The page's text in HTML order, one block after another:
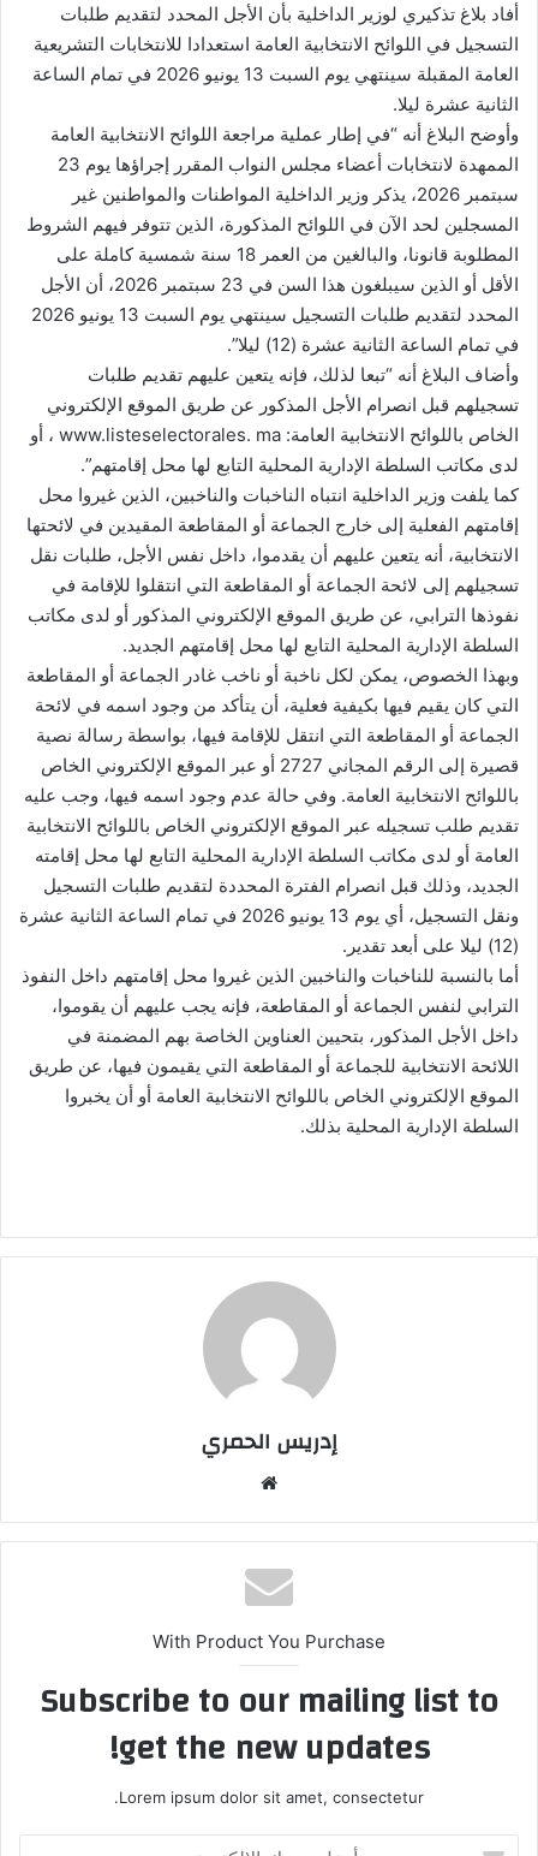
أفاد بلاغ تذكيري لوزير الداخلية بأن الأجل المحدد لتقديم طلبات
التسجيل في اللوائح الانتخابية العامة استعدادا للانتخابات التشريعية
العامة المقبلة سينتهي يوم السبت 13 يونيو 2026 في تمام الساعة
الثانية عشرة ليلا.
وأوضح البلاغ أنه “في إطار عملية مراجعة اللوائح الانتخابية العامة
الممهدة لانتخابات أعضاء مجلس النواب المقرر إجراؤها يوم 23
سبتمبر 2026، يذكر وزير الداخلية المواطنات والمواطنين غير
المسجلين لحد الآن في اللوائح المذكورة، الذين تتوفر فيهم الشروط
المطلوبة قانونا، والبالغين من العمر 18 سنة شمسية كاملة على
الأقل أو الذين سيبلغون هذا السن في 23 سبتمبر 2026، أن الأجل
المحدد لتقديم طلبات التسجيل سينتهي يوم السبت 13 يونيو 2026
في تمام الساعة الثانية عشرة (12) ليلا”.
وأضاف البلاغ أنه “تبعا لذلك، فإنه يتعين عليهم تقديم طلبات
تسجيلهم قبل انصرام الأجل المذكور عن طريق الموقع الإلكتروني
الخاص باللوائح الانتخابية العامة: www.listeselectorales. ma ، أو
لدى مكاتب السلطة الإدارية المحلية التابع لها محل إقامتهم”.
كما يلفت وزير الداخلية انتباه الناخبات والناخبين، الذين غيروا محل
إقامتهم الفعلية إلى خارج الجماعة أو المقاطعة المقيدين في لائحتها
الانتخابية، أنه يتعين عليهم أن يقدموا، داخل نفس الأجل، طلبات نقل
تسجيلهم إلى لائحة الجماعة أو المقاطعة التي انتقلوا للإقامة في
نفوذها الترابي، عن طريق الموقع الإلكتروني المذكور أو لدى مكاتب
السلطة الإدارية المحلية التابع لها محل إقامتهم الجديد.
وبهذا الخصوص، يمكن لكل ناخبة أو ناخب غادر الجماعة أو المقاطعة
التي كان يقيم فيها بكيفية فعلية، أن يتأكد من وجود اسمه في لائحة
الجماعة أو المقاطعة التي انتقل للإقامة فيها، بواسطة رسالة نصية
قصيرة إلى الرقم المجاني 2727 أو عبر الموقع الإلكتروني الخاص
باللوائح الانتخابية العامة. وفي حالة عدم وجود اسمه فيها، وجب عليه
تقديم طلب تسجيله عبر الموقع الإلكتروني الخاص باللوائح الانتخابية
العامة أو لدى مكاتب السلطة الإدارية المحلية التابع لها محل إقامته
الجديد، وذلك قبل انصرام الفترة المحددة لتقديم طلبات التسجيل
ونقل التسجيل، أي يوم 13 يونيو 2026 في تمام الساعة الثانية عشرة
(12) ليلا على أبعد تقدير.
أما بالنسبة للناخبات والناخبين الذين غيروا محل إقامتهم داخل النفوذ
الترابي لنفس الجماعة أو المقاطعة، فإنه يجب عليهم أن يقوموا،
داخل الأجل المذكور، بتحيين العناوين الخاصة بهم المضمنة في
اللائحة الانتخابية للجماعة أو المقاطعة التي يقيمون فيها، عن طريق
الموقع الإلكتروني الخاص باللوائح الانتخابية العامة أو أن يخبروا
السلطة الإدارية المحلية بذلك.
إدريس الحمري
الوي
ب
With Product You Purchase
Subscribe to our mailing list to
get the new updates!
Lorem ipsum dolor sit amet, consectetur.